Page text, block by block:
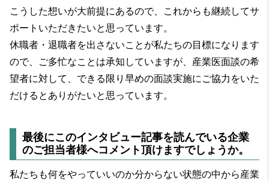
こうした想いが大前提にあるので、これからも継続してサ
ポートいただきたいと思っています。
休職者・退職者を出さないことが私たちの目標になります
ので、ご多忙なことは承知していますが、産業医面談の希
望者に対して、できる限り早めの面談実施にご協力をいた
だけるとありがたいと思っています。
最後にこのインタビュー記事を読んでいる企業
のご担当者様へコメント頂けますでしょうか。
私たちも何をやっていいのか分からない状態の中から産業